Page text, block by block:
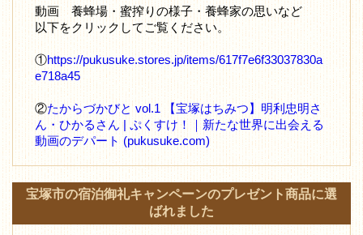
動画 養蜂場・蜜搾りの様子・養蜂家の思いなど
以下をクリックしてご覧ください。
①https://pukusuke.stores.jp/items/617f7e6f33037830a
e718a45
②たからづかびと vol.1 【宝塚はちみつ】明利忠明さ
ん・ひかるさん | ぷくすけ！｜新たな世界に出会える
動画のデパート (pukusuke.com)
宝塚市の宿泊御礼キャンペーンのプレゼント商品に選
ばれました